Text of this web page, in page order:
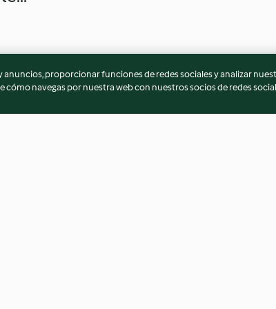
proporcionar funciones de redes sociales y analizar
navegas por nuestra web con nuestros socios de redes